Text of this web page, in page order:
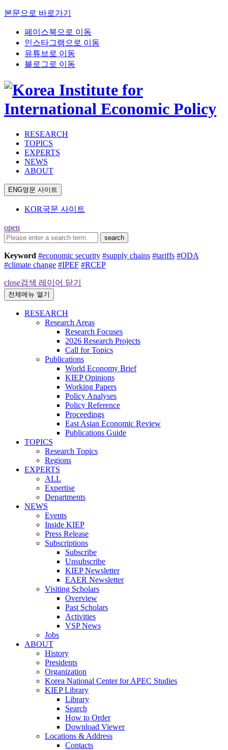
본문으로 바로가기
페이스북으로 이동
인스타그램으로 이동
유튜브로 이동
블로그로 이동
RESEARCH
TOPICS
EXPERTS
NEWS
ABOUT
ENG영문 사이트
KOR국문 사이트
open
search
Keyword #economic security #supply chains #tariffs #ODA
#climate change #IPEF #RCEP
close검색 레이어 닫기
전체메뉴 열기
RESEARCH
Research Areas
Research Focuses
2026 Research Projects
Call for Topics
Publications
World Economy Brief
KIEP Opinions
Working Papers
Policy Analyses
Policy Reference
Proceedings
East Asian Economic Review
Publications Guide
TOPICS
Research Topics
Regions
EXPERTS
ALL
Expertise
Departments
NEWS
Events
Inside KIEP
Press Release
Subscriptions
Subscribe
Unsubscribe
KIEP Newsletter
EAER Newsletter
Visiting Scholars
Overview
Past Scholars
Activities
VSP News
Jobs
ABOUT
History
Presidents
Organization
Korea National Center for APEC Studies
KIEP Library
Library
Search
How to Order
Download Viewer
Locations & Address
Contacts